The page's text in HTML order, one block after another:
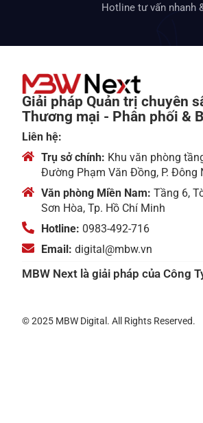
Hotline tư vấn nhanh
Giải pháp Quản trị chuyên
Thương mại - Phân phối &
Liên hệ:
Trụ sở chính: Khu văn phòng
Đường Phạm Văn Đồng, P. Đông
Văn phòng Miền Nam: Tầng 6,
Sơn Hòa, Tp. Hồ Chí Minh
Hotline: 0983-492-716
Email: digital@mbw.vn
MBW Next là giải pháp của Công
© 2025 MBW Digital. All Rights Reserved.